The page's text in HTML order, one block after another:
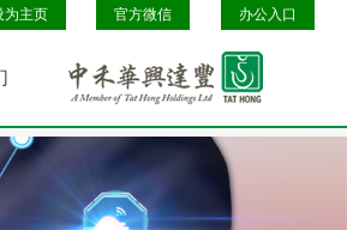
办公入口
官方微信
为主页